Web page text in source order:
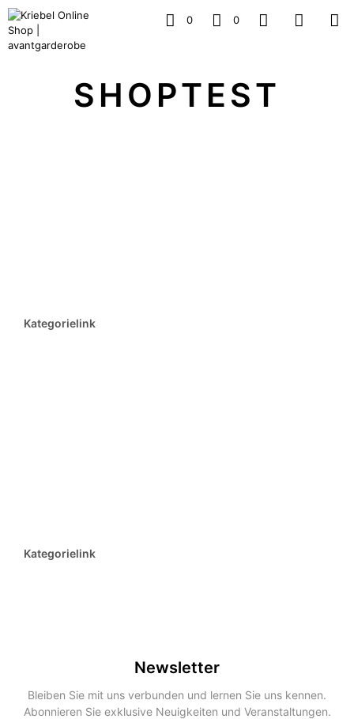
0 0
SHOPTEST
Kategorielink
Kategorielink
Newsletter
Bleiben Sie mit uns verbunden und lernen Sie uns kennen.
Abonnieren Sie exklusive Neuigkeiten und Veranstaltungen.